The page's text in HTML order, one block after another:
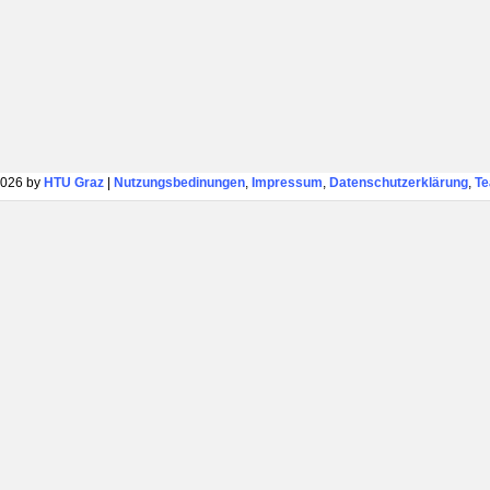
by HTU Graz| Nutzungsbedinungen, Impressum, Datenschutzerklärung,